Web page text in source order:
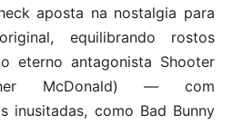
aposta na nostalgia para
equilibrando rostos
eterno antagonista Shooter
McDonald) — com
inusitadas, como Bad Bunny